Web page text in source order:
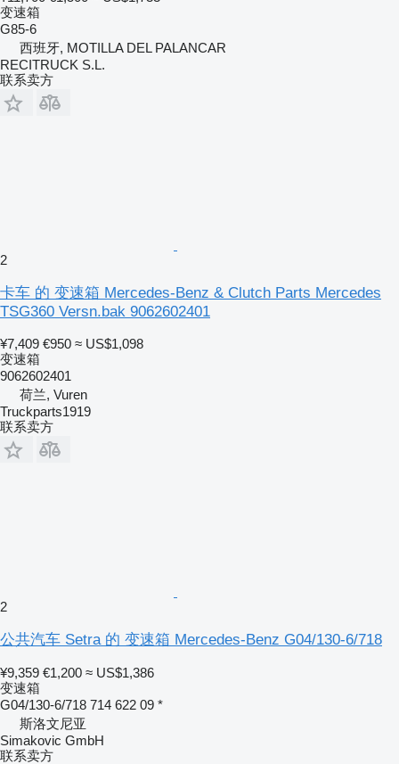
变速箱
G85-6
西班牙, MOTILLA DEL PALANCAR
RECITRUCK S.L.
联系卖方
2
卡车 的 变速箱 Mercedes-Benz & Clutch Parts Mercedes
TSG360 Versn.bak 9062602401
¥7,409 €950 ≈ US$1,098
变速箱
9062602401
荷兰, Vuren
Truckparts1919
联系卖方
2
公共汽车 Setra 的 变速箱 Mercedes-Benz G04/130-6/718
¥9,359 €1,200 ≈ US$1,386
变速箱
G04/130-6/718 714 622 09 *
斯洛文尼亚
Simakovic GmbH
联系卖方